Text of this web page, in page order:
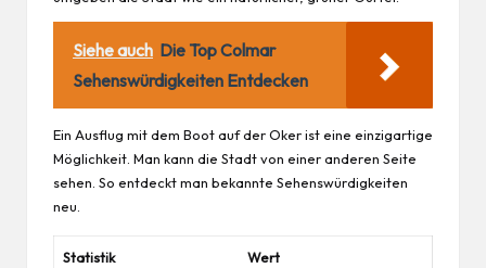
Siehe auch Die Top Colmar
Sehenswürdigkeiten Entdecken
Ein Ausflug mit dem Boot auf der Oker ist eine einzigartige
Möglichkeit. Man kann die Stadt von einer anderen Seite
sehen. So entdeckt man bekannte Sehenswürdigkeiten
neu.
Statistik Wert